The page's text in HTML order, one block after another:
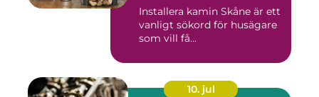
Installera kamin Skåne är ett
vanligt sökord för husägare
som vill få...
10. jul